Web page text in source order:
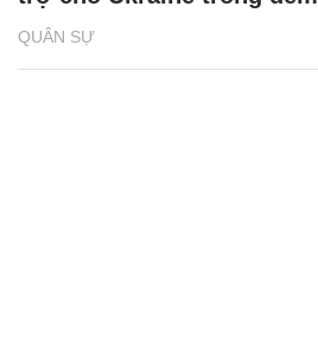
QUÂN SỰ